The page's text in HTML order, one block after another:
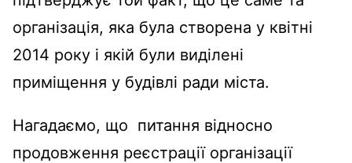
організація, яка була створена у квітні
2014 року і якій були виділені
приміщення у будівлі ради міста.
Нагадаємо, що питання відносно
продовження реєстрації організації